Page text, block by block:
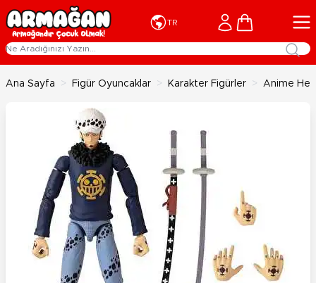
İçeriğe geç
TR Cart
Ana Sayfa > Figür Oyuncaklar > Karakter Figürler > Anime